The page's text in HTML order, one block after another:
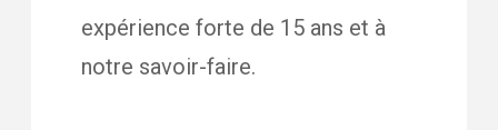
expérience forte de 15 ans et à
notre savoir-faire.